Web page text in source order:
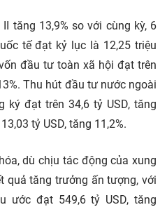
II tăng 13,9% so với cùng kỳ, 6
tế đạt kỷ lục là 12,25 triệu
đầu tư toàn xã hội đạt trên
Thu hút đầu tư nước ngoài
ký đạt trên 34,6 tỷ USD, tăng
tỷ USD, tăng 11,2%.
dù chịu tác động của xung
quả tăng trưởng ấn tượng, với
ước đạt 549,6 tỷ USD, tăng